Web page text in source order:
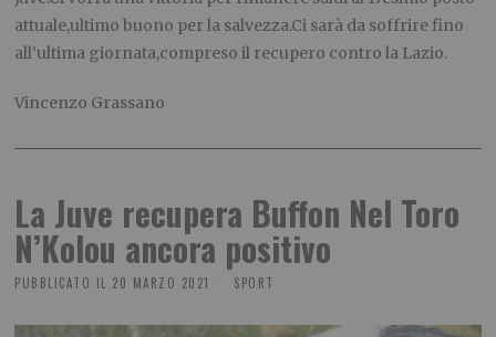
attuale,ultimo buono per la salvezza.Ci sarà da soffrire fino
all’ultima giornata,compreso il recupero contro la Lazio.
Vincenzo Grassano
La Juve recupera Buffon Nel Toro
N’Kolou ancora positivo
PUBBLICATO IL 20 MARZO 2021 SPORT